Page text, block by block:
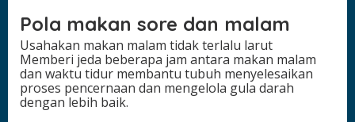
Pola makan sore dan malam
Usahakan makan malam tidak terlalu larut
Memberi jeda beberapa jam antara makan malam
dan waktu tidur membantu tubuh menyelesaikan
proses pencernaan dan mengelola gula darah
dengan lebih baik.